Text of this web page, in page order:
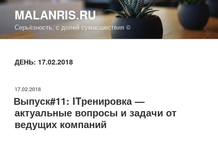
Перейти
содержимому
MALANRIS.RU
Серьёзность, с долей сумасшествия ©
ДЕНЬ: 17.02.2018
ОПУБЛИКОВАНО
17.02.2018
Выпуск#11: ITренировка —
актуальные вопросы и задачи от
ведущих компаний